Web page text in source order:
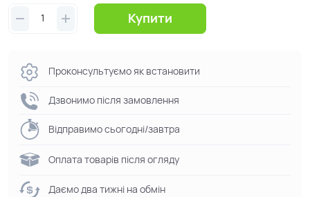
Купити
Проконсультуємо як встановити
Дзвонимо після замовлення
Відправимо сьогодні/завтра
Оплата товарів після огляду
Даємо два тижні на обмін